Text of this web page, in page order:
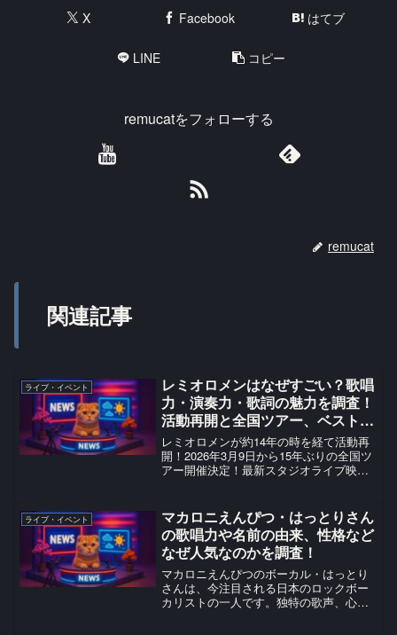
X Facebook はてブ
LINE コピー
remucatをフォローする
remucat
関連記事
ライブ・イベント
レミオロメンはなぜすごい？歌唱
力・演奏力・歌詞の魅力を調査！
活動再開と全国ツアー、ベスト盤
『SINGLES BEST+』まで情報ま
とめ
レミオロメンが約14年の時を経て活動再
開！2026年3月9日から15年ぶりの全国ツ
アー開催決定！最新スタジオライブ映像
ライブ・イベント
マカロニえんぴつ・はっとりさん
の歌唱力や名前の由来、性格など
なぜ人気なのかを調査！
マカロニえんぴつのボーカル・はっとり
さんは、今注目される日本のロックボー
カリストの一人です。独特の歌声、心に